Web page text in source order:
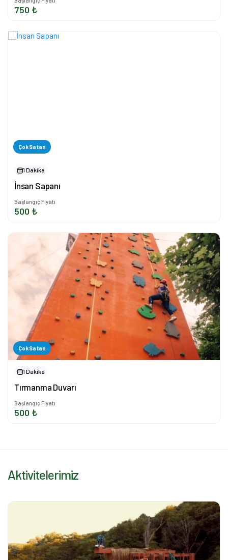
750 ₺
Çok Satan
1 Dakika
İnsan Sapanı
Başlangıç Fiyatı
500 ₺
Çok Satan
1 Dakika
Tırmanma Duvarı
Başlangıç Fiyatı
500 ₺
Aktivitelerimiz